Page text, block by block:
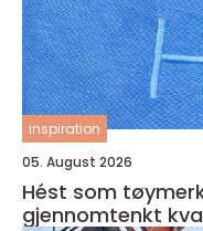
inspiration
05. August 2026
Hést som
gjennomtenkt